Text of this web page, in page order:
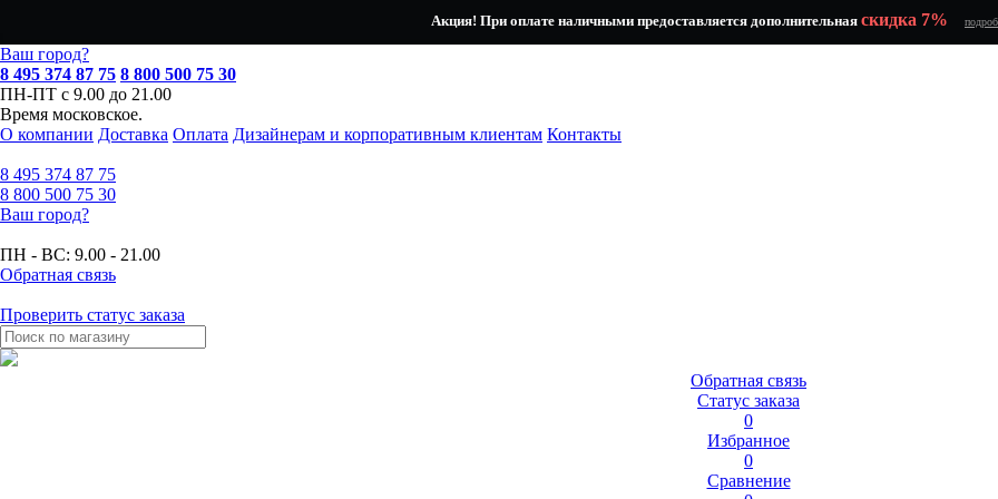
Акция! При оплате наличными предоставляется дополнительная скидка 7%
Ваш город?
8 495 374 87 75 8 800 500 75 30
ПН-ПТ с 9.00 до 21.00
Время московское.
О компании Доставка Оплата Дизайнерам и корпоративным клиентам Контакты
8 495 374 87 75
8 800 500 75 30
Ваш город?
ПН - ВС: 9.00 - 21.00
Обратная связь
Проверить статус заказа
Обратная связь
Статус заказа
0
Избранное
0
Сравнение